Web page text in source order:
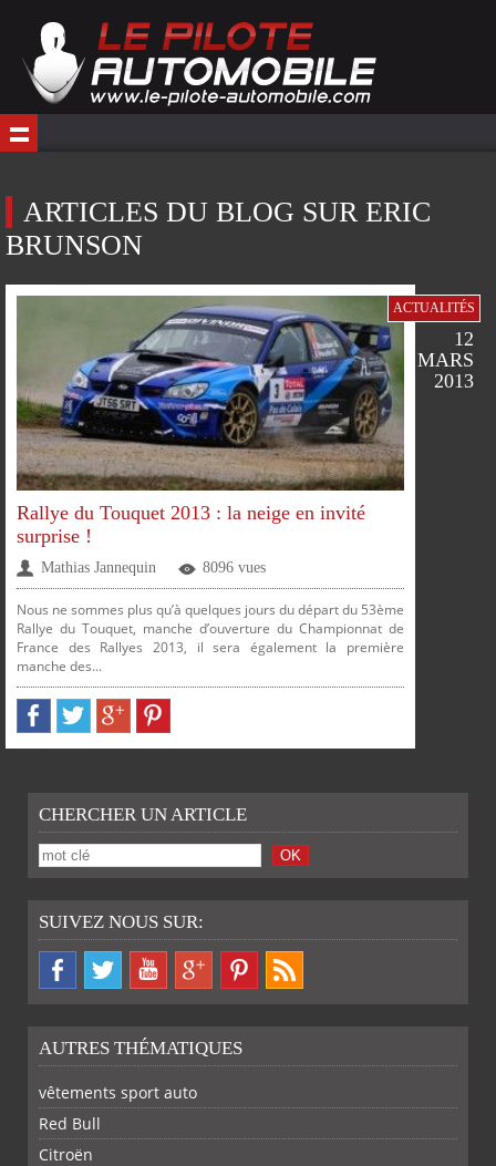
ARTICLES DU BLOG SUR ERIC
BRUNSON
ACTUALITÉS
12
MARS
2013
Rallye du Touquet 2013 : la neige en invité
surprise !
Mathias Jannequin 8096 vues
Nous ne sommes plus qu’à quelques jours du départ du 53ème
Rallye du Touquet, manche d’ouverture du Championnat de
France des Rallyes 2013, il sera également la première
manche des...
CHERCHER UN ARTICLE
SUIVEZ NOUS SUR:
AUTRES THÉMATIQUES
vêtements sport auto
Red Bull
Citroën